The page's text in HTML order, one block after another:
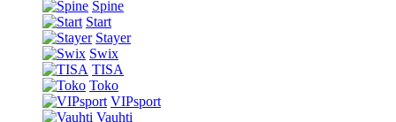
Spine
Start
Stayer
Swix
TISA
Toko
VIPsport
Vauhti